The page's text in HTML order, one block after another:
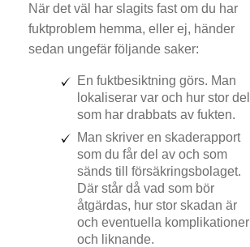
När det väl har slagits fast om du har
fuktproblem hemma, eller ej, händer
sedan ungefär följande saker:
En fuktbesiktning görs. Man
lokaliserar var och hur stor del
som har drabbats av fukten.
Man skriver en skaderapport
som du får del av och som
sänds till försäkringsbolaget.
Där står då vad som bör
åtgärdas, hur stor skadan är
och eventuella komplikationer
och liknande.